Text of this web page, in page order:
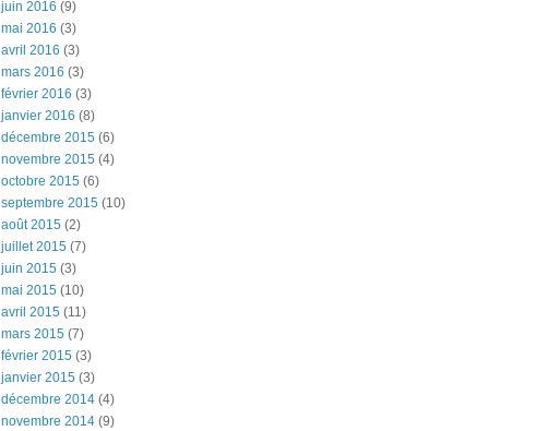
juin 2016 (9)
mai 2016 (3)
avril 2016 (3)
mars 2016 (3)
février 2016 (3)
janvier 2016 (8)
décembre 2015 (6)
novembre 2015 (4)
octobre 2015 (6)
septembre 2015 (10)
août 2015 (2)
juillet 2015 (7)
juin 2015 (3)
mai 2015 (10)
avril 2015 (11)
mars 2015 (7)
février 2015 (3)
janvier 2015 (3)
décembre 2014 (4)
novembre 2014 (9)